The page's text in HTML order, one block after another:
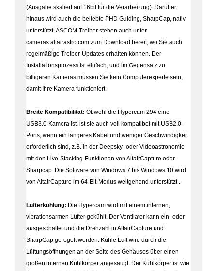
(Ausgabe skaliert auf 16bit für die Verarbeitung). Darüber
hinaus wird auch die beliebte PHD Guiding, SharpCap, nativ
unterstützt. ASCOM-Treiber stehen auch unter
cameras.altairastro.com zum Download bereit, wo Sie auch
regelmäßige Treiber-Updates erhalten können. Der
Installationsprozess ist einfach, und im Gegensatz zu
billigeren Kameras müssen Sie kein Computerexperte sein,
damit Ihre Kamera funktioniert.
Breite Kompatibilität: Obwohl die Hypercam 294 eine
USB3.0-Kamera ist, ist sie auch voll kompatibel mit USB2.0-
Ports, wenn ein längeres Kabel und weniger Geschwindigkeit
erforderlich sind, z.B. in der Deepsky- oder Videoastronomie
mit den Live-Stacking-Funktionen von AltairCapture oder
Sharpcap. Die Software von Windows 7 bis Windows 10 wird
von AltairCapture im 64-Bit-Modus weitgehend unterstützt .
Lüfterkühlung: Die Hypercam wird mit einem internen,
vibrationsarmen Lüfter gekühlt. Der Ventilator kann ein- oder
ausgeschaltet und die Drehzahl in AltairCapture und
SharpCap geregelt werden. Kühle Luft wird durch die
Lüftungsöffnungen an der Seite des Gehäuses über einen
großen internen Kühlkörper angesaugt. Der Kühlkörper ist wie